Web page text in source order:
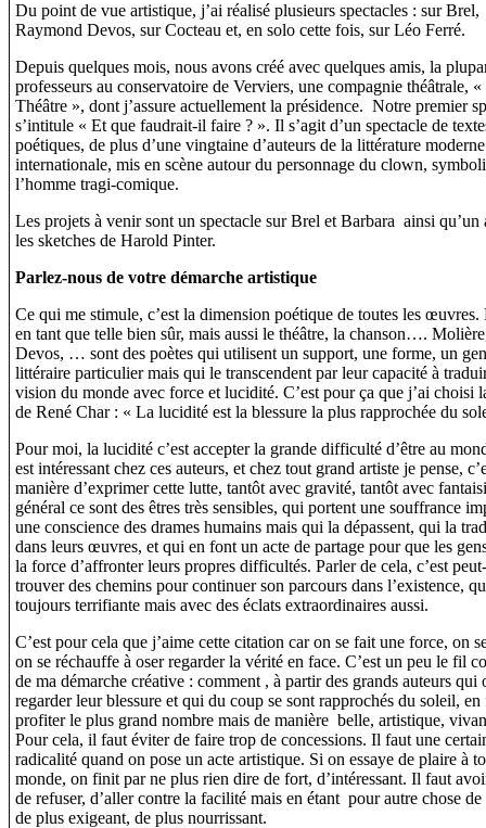
Du point de vue artistique, j’ai réalisé plusieurs spectacles : sur
Raymond Devos, sur Cocteau et, en solo cette fois, sur Léo Ferré.
Depuis quelques mois, nous avons créé avec quelques amis, la
professeurs au conservatoire de Verviers, une compagnie théâtrale, «
Théâtre », dont j’assure actuellement la présidence. Notre premier
s’intitule « Et que faudrait-il faire ? ». Il s’agit d’un spectacle de
poétiques, de plus d’une vingtaine d’auteurs de la littérature
internationale, mis en scène autour du personnage du clown,
l’homme tragi-comique.
Les projets à venir sont un spectacle sur Brel et Barbara ainsi qu’un
les sketches de Harold Pinter.
Parlez-nous de votre démarche artistique
Ce qui me stimule, c’est la dimension poétique de toutes les œuvres.
en tant que telle bien sûr, mais aussi le théâtre, la chanson….
Devos, … sont des poètes qui utilisent un support, une forme, un
littéraire particulier mais qui le transcendent par leur capacité à
vision du monde avec force et lucidité. C’est pour ça que j’ai choisi
de René Char : « La lucidité est la blessure la plus rapprochée du
Pour moi, la lucidité c’est accepter la grande difficulté d’être au
est intéressant chez ces auteurs, et chez tout grand artiste je pense,
manière d’exprimer cette lutte, tantôt avec gravité, tantôt avec
général ce sont des êtres très sensibles, qui portent une souffrance
une conscience des drames humains mais qui la dépassent, qui la
dans leurs œuvres, et qui en font un acte de partage pour que les
la force d’affronter leurs propres difficultés. Parler de cela, c’est
trouver des chemins pour continuer son parcours dans l’existence,
toujours terrifiante mais avec des éclats extraordinaires aussi.
C’est pour cela que j’aime cette citation car on se fait une force, on
on se réchauffe à oser regarder la vérité en face. C’est un peu le fil
de ma démarche créative : comment , à partir des grands auteurs qui
regarder leur blessure et qui du coup se sont rapprochés du soleil, en
profiter le plus grand nombre mais de manière belle, artistique,
Pour cela, il faut éviter de faire trop de concessions. Il faut une
radicalité quand on pose un acte artistique. Si on essaye de plaire à
monde, on finit par ne plus rien dire de fort, d’intéressant. Il faut
de refuser, d’aller contre la facilité mais en étant pour autre chose de
de plus exigeant, de plus nourrissant.